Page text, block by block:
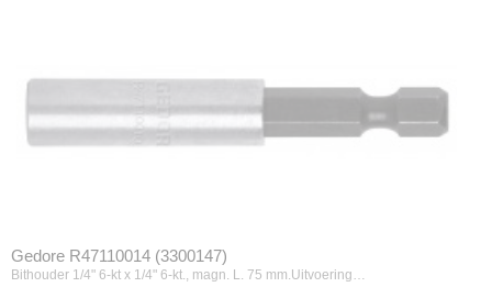
Gedore R47110014 (3300147)
Bithouder 1/4" 6-kt x 1/4" 6-kt., magn. L. 75 mm.Uitvoering…